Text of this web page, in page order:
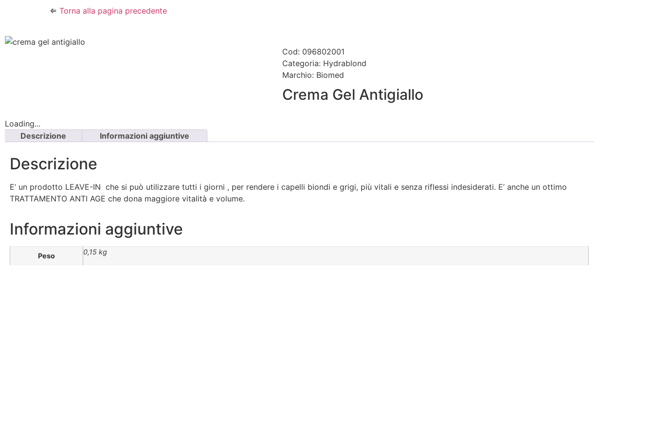
⇐ Torna alla pagina precedente
Cod: 096802001
Categoria: Hydrablond
Marchio: Biomed
Crema Gel Antigiallo
Loading...
Descrizione
Informazioni aggiuntive
Descrizione
E’ un prodotto LEAVE-IN che si può utilizzare tutti i giorni , per rendere i capelli biondi e grigi, più vitali e senza riflessi indesiderati. E’ anche un ottimo
TRATTAMENTO ANTI AGE che dona maggiore vitalità e volume.
Informazioni aggiuntive
Peso 0,15 kg